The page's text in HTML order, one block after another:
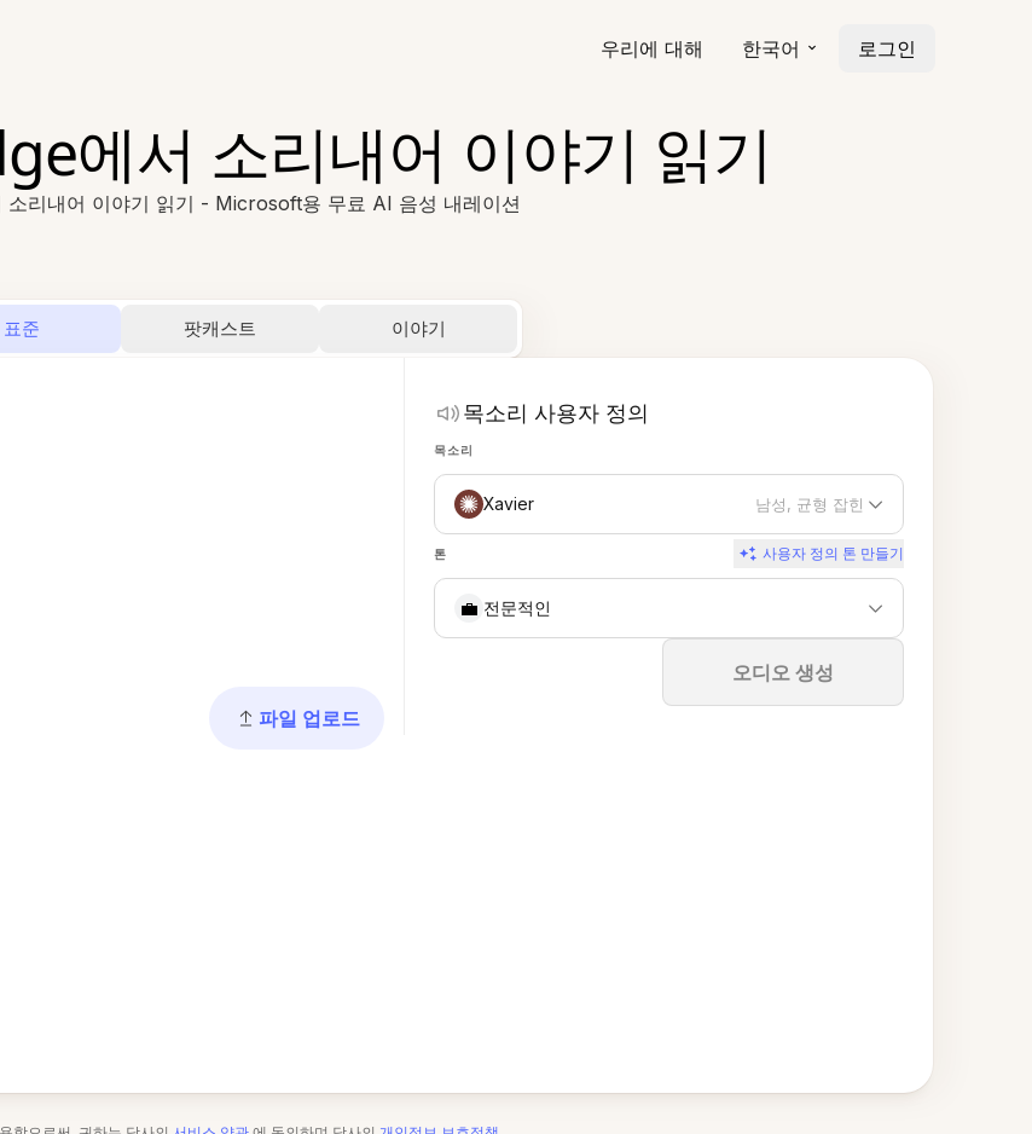
우리에 대해 한국어 로그인
에서 소리내어 이야기 읽기
소리내어 이야기 읽기 - Microsoft용 무료 AI 음성 내레이션
표준 팟캐스트 이야기
파일 업로드
목소리 사용자 정의
목소리
Xavier 남성, 균형 잡힌
톤 사용자 정의 톤 만들기
💼 전문적인
오디오 생성
중지